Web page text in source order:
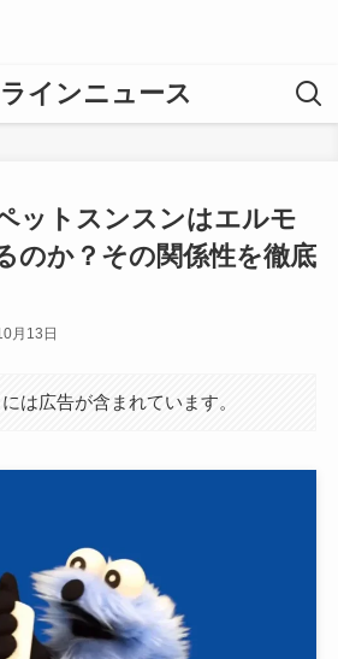
インニュース
ットスンスンはエルモ
のか？その関係性を徹底
月13日
は広告が含まれています。